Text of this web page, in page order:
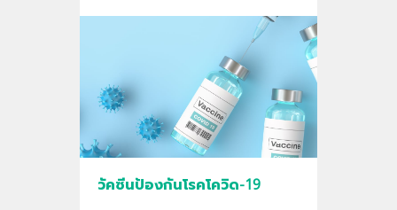
วัคซีนป้องกันโรคโควิด-19